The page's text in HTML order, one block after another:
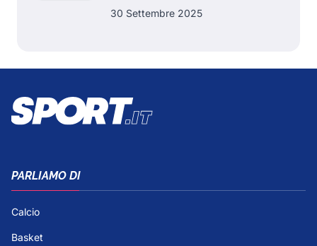
30 Settembre 2025
PARLIAMO DI
Calcio
Basket